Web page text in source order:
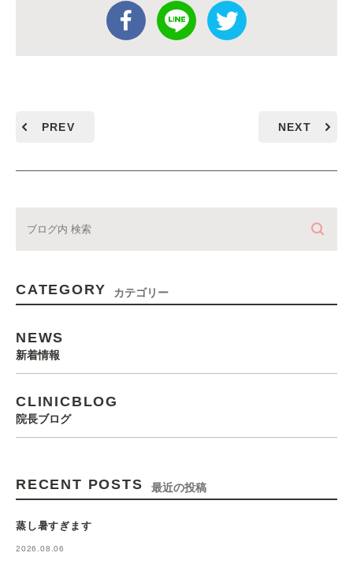
PREV NEXT
CATEGORY カテゴリー
NEWS
新着情報
CLINICBLOG
院長ブログ
RECENT POSTS 最近の投稿
蒸し暑すぎます
2026.08.06